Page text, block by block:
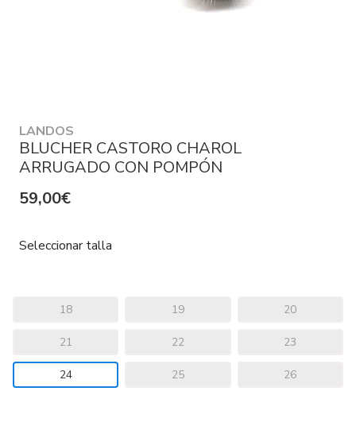
LANDOS
BLUCHER CASTORO CHAROL
ARRUGADO CON POMPÓN
59,00€
Seleccionar talla
18 19 20
21 22 23
24 25 26